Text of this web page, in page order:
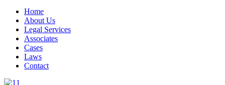
Home
About Us
Legal Services
Associates
Cases
Laws
Contact